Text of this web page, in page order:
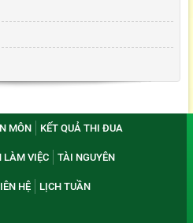
MÔN KẾT QUẢ THI ĐUA
LÀM VIỆC TÀI NGUYÊN
HỆ LỊCH TUẦN